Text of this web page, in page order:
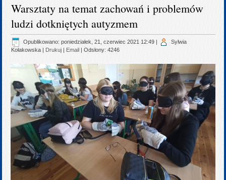
Warsztaty na temat zachowań i problemów
ludzi dotkniętych autyzmem
Opublikowano: poniedziałek, 21, czerwiec 2021 12:49 |
Sylwia
Kołakowska |Drukuj | Email | Odsłony: 4246